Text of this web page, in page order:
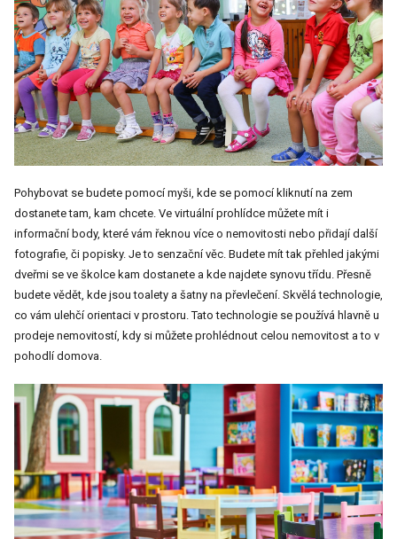
Pohybovat se budete pomocí myši, kde se pomocí kliknutí na zem
dostanete tam, kam chcete. Ve virtuální prohlídce můžete mít i
informační body, které vám řeknou více o nemovitosti nebo přidají další
fotografie, či popisky. Je to senzační věc. Budete mít tak přehled jakými
dveřmi se ve školce kam dostanete a kde najdete synovu třídu. Přesně
budete vědět, kde jsou toalety a šatny na převlečení. Skvělá technologie,
co vám ulehčí orientaci v prostoru.Tato technologie se používá hlavně u
prodeje nemovitostí, kdy si můžete prohlédnout celou nemovitost a to v
pohodlí domova.